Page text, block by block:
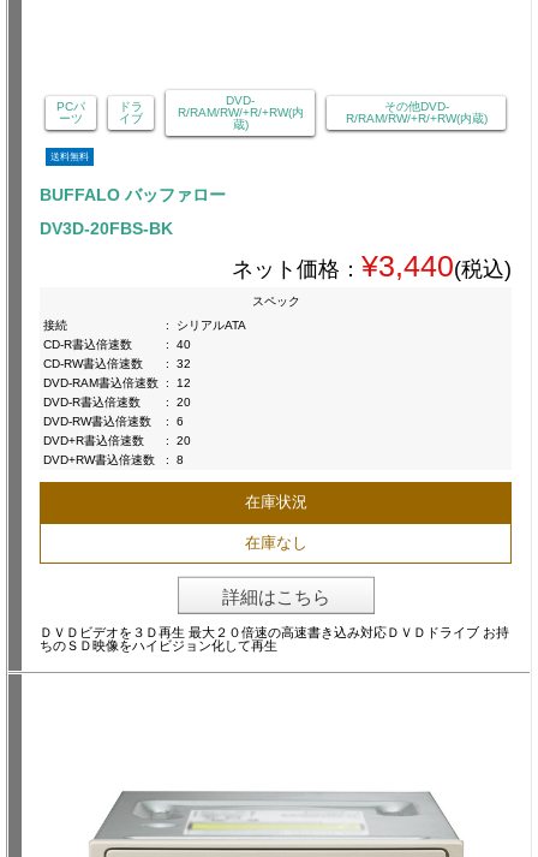
PCパ
ーツ
ドラ
イブ
DVD-
R/RAM/RW/+R/+RW(内
蔵)
その他DVD-
R/RAM/RW/+R/+RW(内蔵)
送料無料
BUFFALO バッファロー
DV3D-20FBS-BK
ネット価格： ¥3,440(税込)
スペック
接続
:
シリアルATA
CD-R書込倍速数
:
40
CD-RW書込倍速数
:
32
DVD-RAM書込倍速数 :
12
DVD-R書込倍速数
:
20
DVD-RW書込倍速数
:
6
DVD+R書込倍速数
:
20
DVD+RW書込倍速数
: 8
在庫状況
在庫なし
詳細はこちら
ＤＶＤビデオを３Ｄ再生 最大２０倍速の高速書き込み対応ＤＶＤドライブ お持
ちのＳＤ映像をハイビジョン化して再生